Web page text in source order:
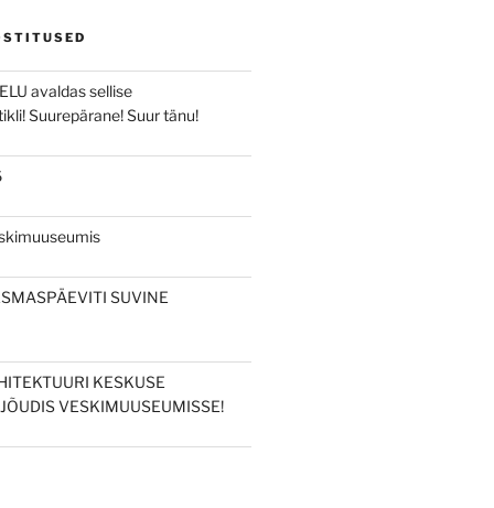
avaldas sellise
Suurepärane! Suur tänu!
SUVINE
KESKUSE
VESKIMUUSEUMISSE!